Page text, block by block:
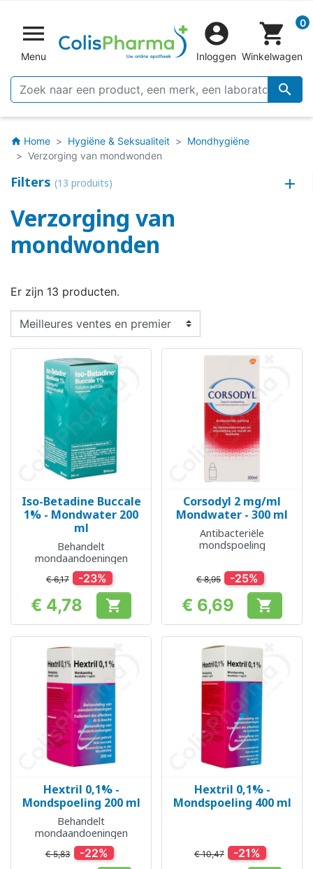

Menu


Inloggen
shopping_cart 0
Winkelwagen
home Home Hygiëne & Seksualiteit
Mondhygiëne
Verzorging van mondwonden
Filters (13 produits)
Verzorging van
mondwonden
Er zijn 13 producten.
Iso-Betadine Buccale
1% - Mondwater 200
ml
Behandelt
mondaandoeningen
€ 6,17 -23%
Prijs
€ 4,78 
Corsodyl 2 mg/ml
Mondwater - 300 ml
Antibacteriële
mondspoeling
€ 8,95 -25%
Prijs
€ 6,69 
Hextril 0,1% -
Mondspoeling 200 ml
Behandelt
mondaandoeningen
€ 5,83 -22%
Hextril 0,1% -
Mondspoeling 400 ml
€ 10,47 -21%